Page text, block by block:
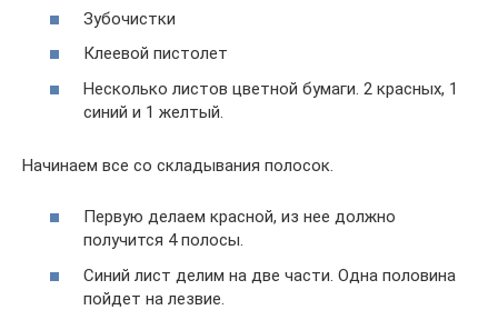
Зубочистки
Клеевой пистолет
Несколько листов цветной бумаги. 2 красных, 1
синий и 1 желтый.
Начинаем все со складывания полосок.
Первую делаем красной, из нее должно
получится 4 полосы.
Синий лист делим на две части. Одна половина
пойдет на лезвие.